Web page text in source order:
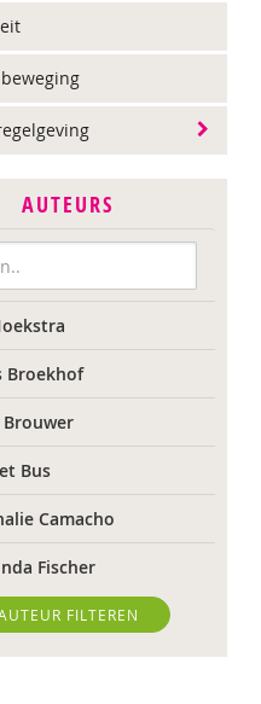
AUTEURS
Broekhof
Brouwer
Bus
Camacho
Fischer
Goorhuis-Brouwer
Hesselberth
FILTEREN